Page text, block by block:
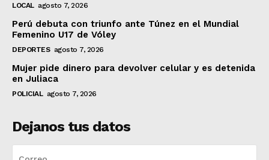
LOCAL agosto 7, 2026
Perú debuta con triunfo ante Túnez en el Mundial
Femenino U17 de Vóley
DEPORTES agosto 7, 2026
Mujer pide dinero para devolver celular y es detenida
en Juliaca
POLICIAL agosto 7, 2026
Dejanos tus datos